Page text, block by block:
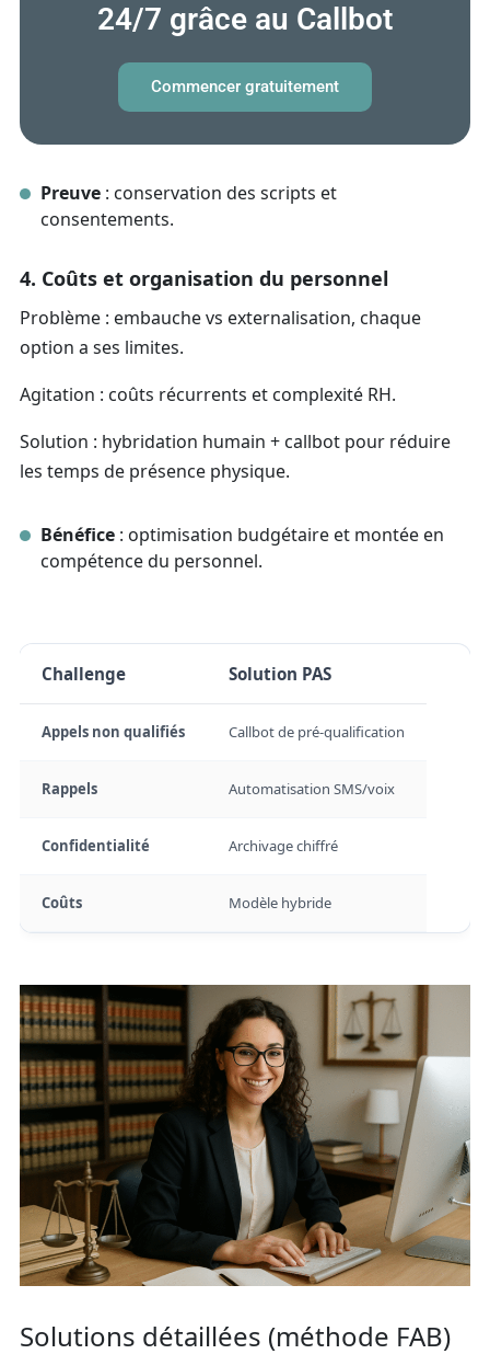
24/7 grâce au Callbot
Commencer gratuitement
Preuve : conservation des scripts et
consentements.
4. Coûts et organisation du personnel
Problème : embauche vs externalisation, chaque
option a ses limites.
Agitation : coûts récurrents et complexité RH.
Solution : hybridation humain + callbot pour réduire
les temps de présence physique.
Bénéfice : optimisation budgétaire et montée en
compétence du personnel.
Challenge Solution PAS
Appels non qualifiés Callbot de pré-qualification
Rappels Automatisation SMS/voix
Confidentialité Archivage chiffré
Coûts Modèle hybride
Solutions détaillées (méthode FAB)